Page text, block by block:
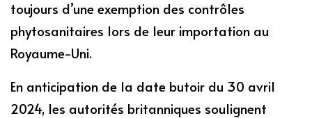
toujours d’une exemption des contrôles
phytosanitaires lors de leur importation au
Royaume-Uni.
En anticipation de la date butoir du 30 avril
2024, les autorités britanniques soulignent